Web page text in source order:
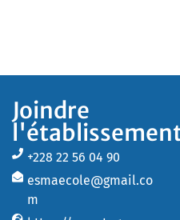
Joindre
+228 22 56 04 90
esmaecole@gmail.co
m